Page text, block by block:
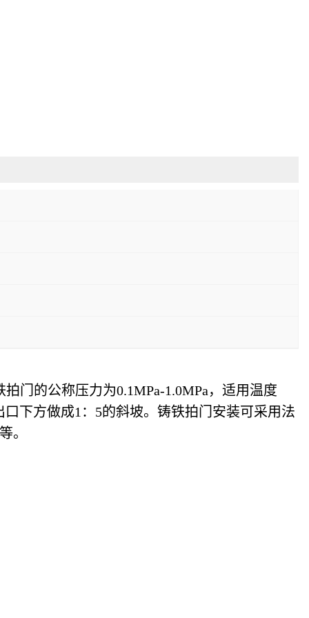
门的公称压力为0.1MPa-1.0MPa，适用温度
下方做成1：5的斜坡。铸铁拍门安装可采用法
。